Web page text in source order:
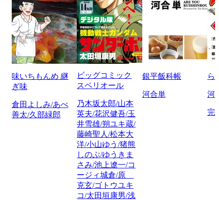
味いちもんめ 継
ぎ味
倉田よしみ/あべ
善太/久部緑郎
ビッグコミック
スペリオール
乃木坂太郎/山本
英夫/花沢健吾/玉
井雪雄/朔ユキ蔵/
藤崎聖人/松本大
洋/小山ゆう/猪熊
しのぶ/ゆうきま
さみ/池上遼一/コ
ージィ城倉/原
克玄/ゴトウユキ
コ/太田垣康男/浅
銀平飯科帳
河合単
ら
河
完